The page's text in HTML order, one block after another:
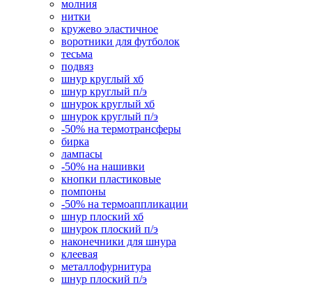
молния
нитки
кружево эластичное
воротники для футболок
тесьма
подвяз
шнур круглый хб
шнур круглый п/э
шнурок круглый хб
шнурок круглый п/э
-50% на термотрансферы
бирка
лампасы
-50% на нашивки
кнопки пластиковые
помпоны
-50% на термоаппликации
шнур плоский хб
шнурок плоский п/э
наконечники для шнура
клеевая
металлофурнитура
шнур плоский п/э